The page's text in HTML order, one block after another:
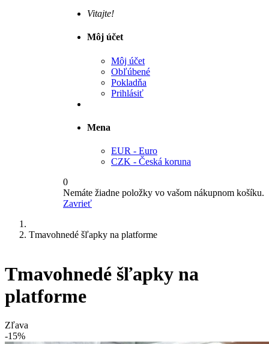
Vitajte!
Môj účet
Môj účet
Obľúbené
Pokladňa
Prihlásiť
Mena
EUR - Euro
CZK - Česká koruna
0
Nemáte žiadne položky vo vašom nákupnom košíku.
Zavrieť
Tmavohnedé šľapky na platforme
Tmavohnedé šľapky na
platforme
Zľava
-15%